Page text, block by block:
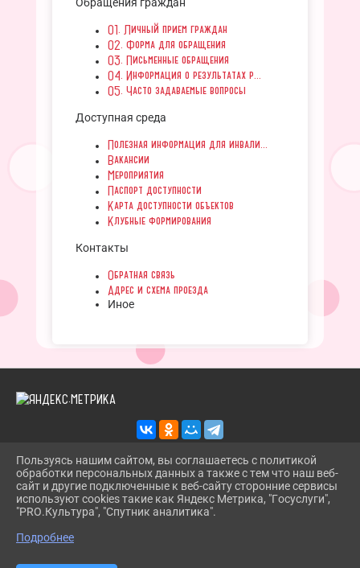
Обращения граждан
01. Личный прием граждан
02. Форма для обращения
03. Письменные обращения
04. Информация о результатах р...
05. Часто задаваемые вопросы
Доступная среда
Полезная информация для инвали...
Вакансии
Мероприятия
Паспорт доступности
Карта доступности объектов
Клубные формирования
Контакты
Обратная связь
Адрес и схема проезда
Иное
2026 Г. TROITSKBIBLIOTEKA.RU
ВХОД
КАРТА САЙТА
СДЕЛАНО НА KUBCMS
Пользуясь нашим сайтом, вы соглашаетесь с политикой
обработки персональных данных а также с тем что наш веб-
сайт и другие подключенные к веб-сайту сторонние сервисы
используют cookies такие как Яндекс Метрика, "Госуслуги",
"PRO.Культура", "Спутник аналитика".
Подробнее